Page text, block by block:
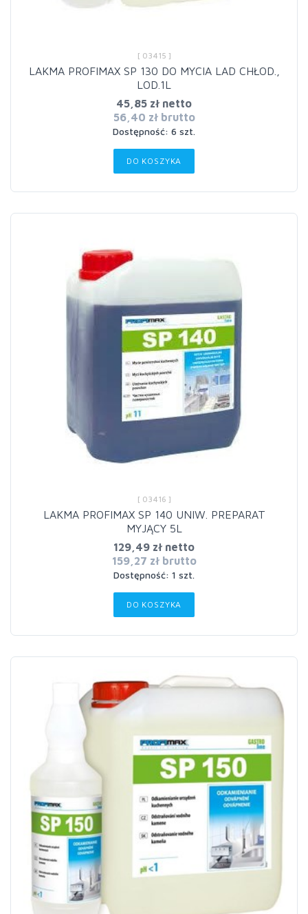
[ 03415 ]
LAKMA PROFIMAX SP 130 DO MYCIA LAD CHŁOD.,
LOD.1L
45,85 zł netto
56,40 zł brutto
Dostępność: 6 szt.
DO KOSZYKA
[ 03416 ]
LAKMA PROFIMAX SP 140 UNIW. PREPARAT
MYJĄCY 5L
129,49 zł netto
159,27 zł brutto
Dostępność: 1 szt.
DO KOSZYKA